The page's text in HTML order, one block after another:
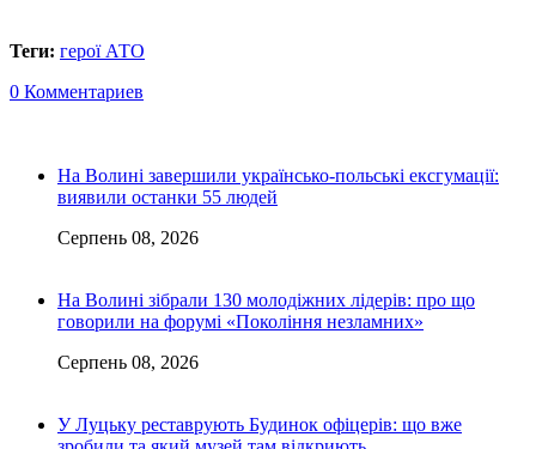
Теги: герої АТО
0 Комментариев
На Волині завершили українсько-польські ексгумації:
виявили останки 55 людей
Серпень 08, 2026
На Волині зібрали 130 молодіжних лідерів: про що
говорили на форумі «Покоління незламних»
Серпень 08, 2026
У Луцьку реставрують Будинок офіцерів: що вже